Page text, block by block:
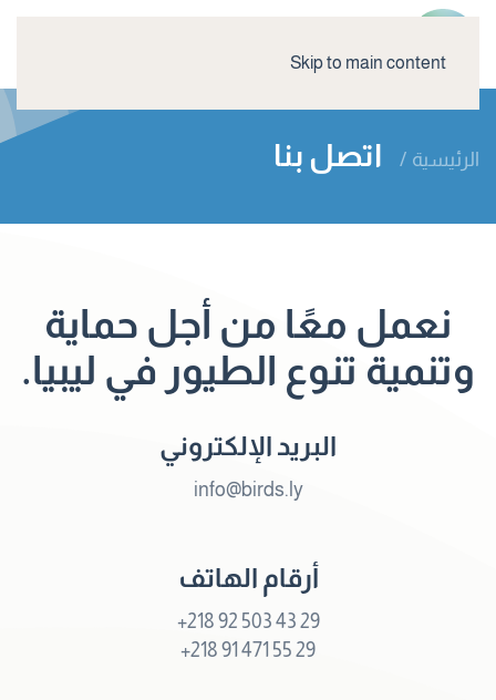
Skip to main content
الرئيسية اتصل بنا
نعمل معًا من أجل حماية
وتنمية تنوع الطيور في ليبيا.
البريد الإلكتروني
info@birds.ly
أرقام الهاتف
+218 92 503 43 29
+218 91 471 55 29